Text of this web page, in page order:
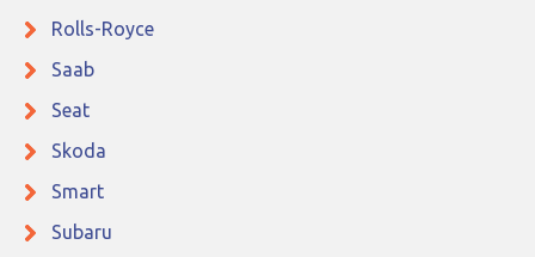
Rolls-Royce
Saab
Seat
Skoda
Smart
Subaru